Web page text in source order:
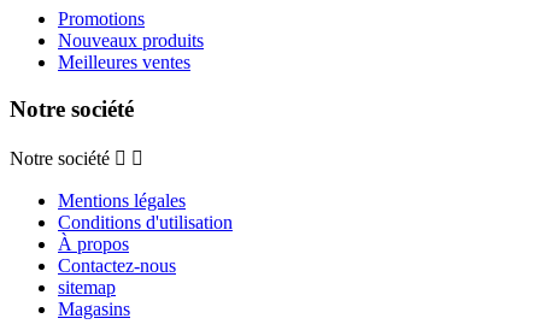
Promotions
Nouveaux produits
Meilleures ventes
Notre société
Notre société  
Mentions légales
Conditions d'utilisation
À propos
Contactez-nous
sitemap
Magasins